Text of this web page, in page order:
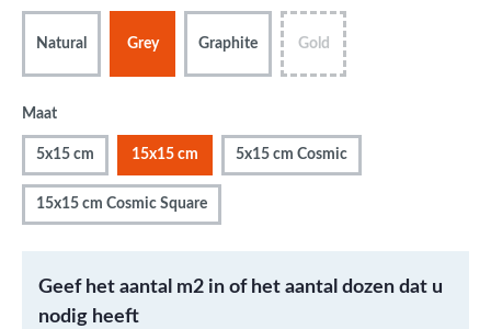
Natural Grey Graphite Gold
Maat
5x15 cm 15x15 cm 5x15 cm Cosmic
15x15 cm Cosmic Square
Geef het aantal m2 in of het aantal dozen dat u
nodig heeft